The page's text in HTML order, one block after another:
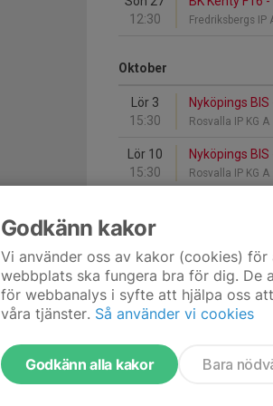
12:30
Fredriksbergs IP
Oktober
Lör 3
15:30
Nyköpings
Rosvalla IP KG A
Lör 10
15:30
Nyköpings
Rosvalla IP KG A
10:30
Skogstorps
Sön 11
17:00
IFK Wreta
Ljungsbro
Godkänn kakor
Vi använder oss av kakor (cookies)
webbplats ska fungera bra för dig. De
för webbanalys i syfte att hjälpa oss
våra tjänster. Så använder vi cookies
Godkänn alla kakor Bara